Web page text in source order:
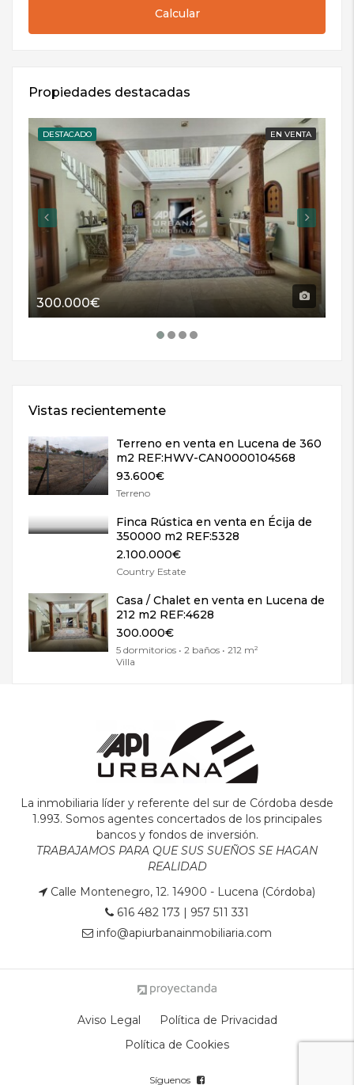
Calcular
Propiedades destacadas
DESTACADO EN VENTA
300.000€
Vistas recientemente
Terreno en venta en Lucena de 360
m2 REF:HWV-CAN0000104568
93.600€
Terreno
Finca Rústica en venta en Écija de
350000 m2 REF:5328
2.100.000€
Country Estate
Casa / Chalet en venta en Lucena de
212 m2 REF:4628
300.000€
5 dormitorios • 2 baños • 212 m²
Villa
La inmobiliaria líder y referente del sur de Córdoba desde
1.993. Somos agentes concertados de los principales
bancos y fondos de inversión.
TRABAJAMOS PARA QUE SUS SUEÑOS SE HAGAN
REALIDAD
Calle Montenegro, 12. 14900 - Lucena (Córdoba)
616 482 173 | 957 511 331
info@apiurbanainmobiliaria.com
Aviso Legal
Política de Privacidad
Política de Cookies
Síguenos